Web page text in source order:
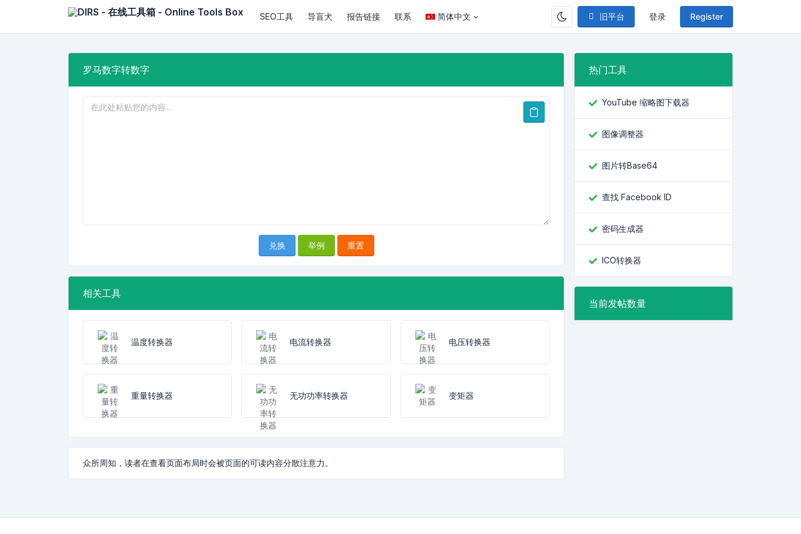
旧平台 登录 Register
SEO工具 导盲犬 报告链接 联系 简体中文
罗马数字转数字
兑换 举例 重置
相关工具
温度转换器 电流转换器 电压转换器
重量转换器 无功功率转换器 变矩器
众所周知，读者在查看页面布局时会被页面的可读内容分散注意力。
热门工具
YouTube 缩略图下载器
图像调整器
图片转Base64
查找 Facebook ID
密码生成器
ICO转换器
当前发帖数量